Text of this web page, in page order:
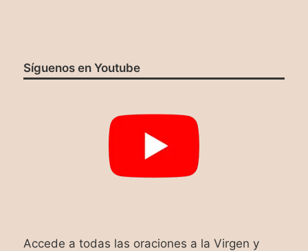
Síguenos en Youtube
Accede a todas las oraciones a la Virgen y